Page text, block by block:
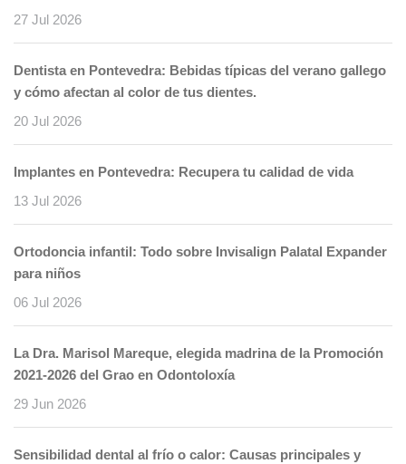
27 Jul 2026
Dentista en Pontevedra: Bebidas típicas del verano gallego
y cómo afectan al color de tus dientes.
20 Jul 2026
Implantes en Pontevedra: Recupera tu calidad de vida
13 Jul 2026
Ortodoncia infantil: Todo sobre Invisalign Palatal Expander
para niños
06 Jul 2026
La Dra. Marisol Mareque, elegida madrina de la Promoción
2021-2026 del Grao en Odontoloxía
29 Jun 2026
Sensibilidad dental al frío o calor: Causas principales y